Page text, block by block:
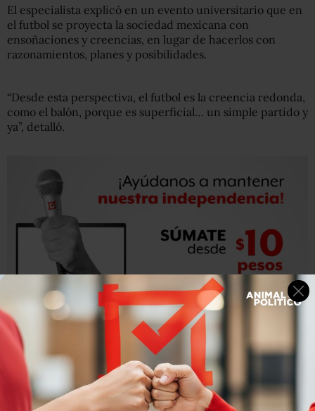
El especialista explicó en un evento universitario que en
el futbol se proyecta la sociedad mexicana con
ensoñaciones y creencias, en lugar de hacerlos con
razonamientos, planes y posibilidades.
“Desde esta perspectiva, el futbol es la creencia redonda,
como el balón, porque es superficial… un simple partido y
ya”, detalló.
¿Por qué México no llega al quinto partido?
pic.twitter.com/jbaJr2ogHt
— UNAM Global (@unamglobal)23 de mayo de 2018